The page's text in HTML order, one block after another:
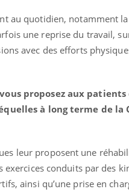
au quotidien, notamment
une reprise du travail,
avec des efforts
vous proposez aux patients
à long terme de la
leur proposent une
exercices conduits par des
ainsi qu’une prise en